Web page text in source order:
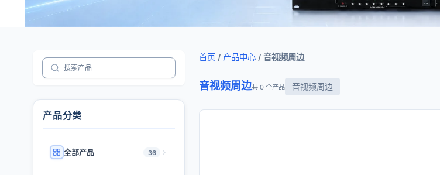
产品分类
全部产品 36
首页 / 产品中心 / 音视频周边
音视频周边共 0 个产品 音视频周边